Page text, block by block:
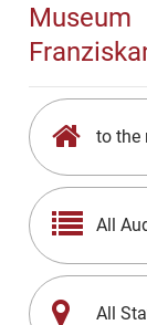
Museum
to the
All
All